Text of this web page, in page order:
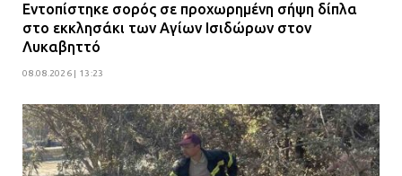
Εντοπίστηκε σορός σε προχωρημένη σήψη δίπλα
στο εκκλησάκι των Αγίων Ισιδώρων στον
Λυκαβηττό
08.08.2026 | 13:23